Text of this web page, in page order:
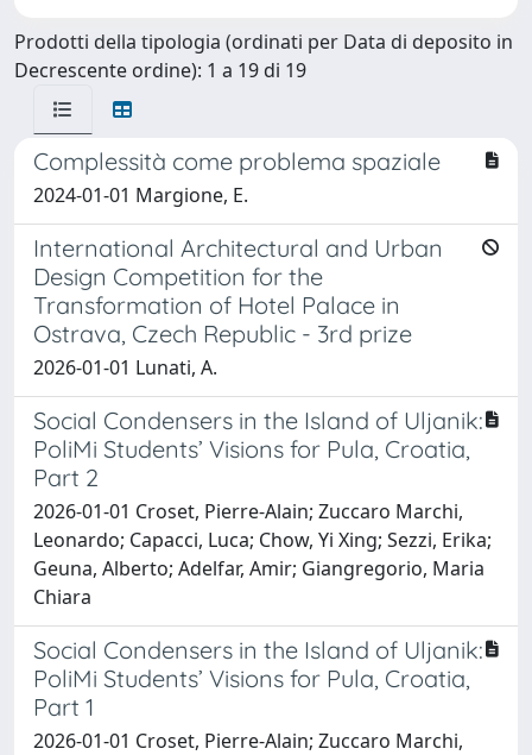
Prodotti della tipologia (ordinati per Data di deposito in
Decrescente ordine): 1 a 19 di 19
Complessità come problema spaziale
2024-01-01 Margione, E.
International Architectural and Urban
Design Competition for the
Transformation of Hotel Palace in
Ostrava, Czech Republic - 3rd prize
2026-01-01 Lunati, A.
Social Condensers in the Island of Uljanik:
PoliMi Students’ Visions for Pula, Croatia,
Part 2
2026-01-01 Croset, Pierre-Alain; Zuccaro Marchi,
Leonardo; Capacci, Luca; Chow, Yi Xing; Sezzi, Erika;
Geuna, Alberto; Adelfar, Amir; Giangregorio, Maria
Chiara
Social Condensers in the Island of Uljanik:
PoliMi Students’ Visions for Pula, Croatia,
Part 1
2026-01-01 Croset, Pierre-Alain; Zuccaro Marchi,